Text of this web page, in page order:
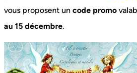
vous proposent un code promo
au 15 décembre.